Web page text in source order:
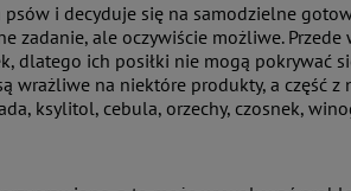
i decyduje się na samodzielne
ale oczywiście możliwe. Przede
dlatego ich posiłki nie mogą pokrywać
wrażliwe na niektóre produkty, a część z
ksylitol, cebula, orzechy, czosnek,